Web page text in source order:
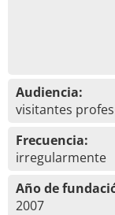
Audiencia:
visitantes
Frecuencia:
irregularmente
Año de
2007